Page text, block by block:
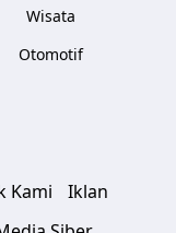
Wisata
Otomotif
Kami
Iklan